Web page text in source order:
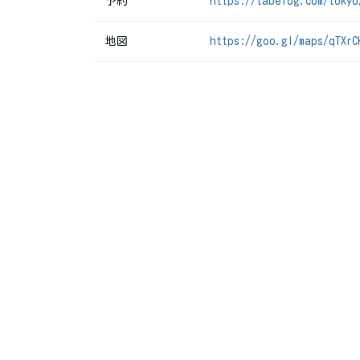
地図 https://goo.gl/maps/